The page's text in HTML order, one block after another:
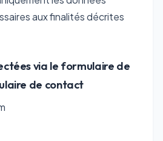
aux finalités décrites
via le formulaire de
de contact